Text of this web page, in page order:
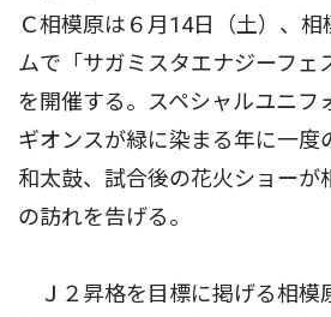
Ｃ相模原は６月14日（土）、
ムで「サガミスタエナジーフェ
を開催する。スペシャルユニフ
ギオンスが緑に染まる年に一度
和太鼓、試合後の花火ショーが
の訪れを告げる。
Ｊ２昇格を目標に掲げる相模